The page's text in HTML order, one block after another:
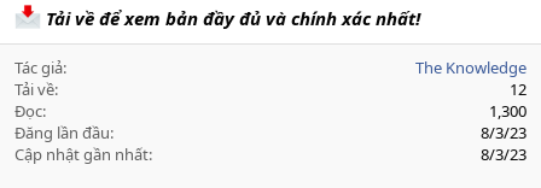
Tải về để xem bản đầy đủ và chính xác nhất!
Tác giả
The Knowledge
Tải về
12
Đọc
1,300
Đăng lần đầu
8/3/23
Cập nhật gần nhất
8/3/23